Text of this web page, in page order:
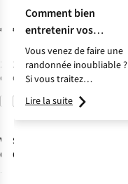
€180,00
1
couleur
disponible
Comparer
Tech II
€170,00
1
couleur
disponible
Comparer
Vaude
Chaussures De
Vélo Am Moab
Sidi
Chaussures De
Comment bien
entretenir vos
vêtements et
chaussures de
cyclisme ?
Vous venez de faire une
randonnée inoubliable ?
Si vous traitez
correctement votre
tenue de cyclisme, vous
pourrez encore en
Lire la suite